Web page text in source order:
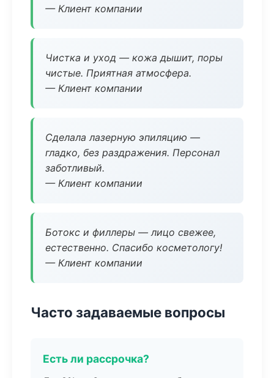
— Клиент компании
Чистка и уход — кожа дышит, поры
чистые. Приятная атмосфера.
— Клиент компании
Сделала лазерную эпиляцию —
гладко, без раздражения. Персонал
заботливый.
— Клиент компании
Ботокс и филлеры — лицо свежее,
естественно. Спасибо косметологу!
— Клиент компании
Часто задаваемые вопросы
Есть ли рассрочка?